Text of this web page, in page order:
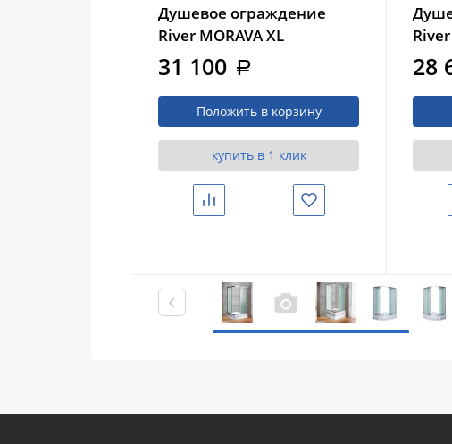
Душевое ограждение
River MORAVA XL
120/80/41 MT с поддоном
31 100 a
Положить в корзину
купить в 1 клик
Сравнить Избранное
100/
28